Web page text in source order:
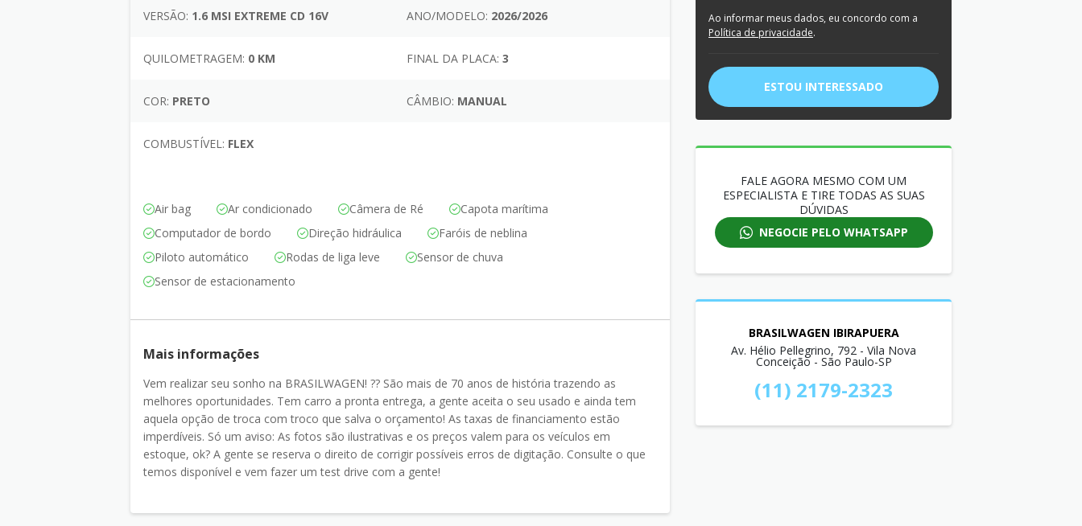
VERSÃO: 1.6 MSI EXTREME CD 16V ANO/MODELO: 2026/2026
QUILOMETRAGEM: 0 KM FINAL DA PLACA: 3
COR: PRETO CÂMBIO: MANUAL
COMBUSTÍVEL: FLEX
Air bag Ar condicionado Câmera de Ré
Capota marítima
Computador de bordo
Direção hidráulica
Faróis de neblina
Piloto automático
Rodas de liga leve
Sensor de chuva
Sensor de estacionamento
Mais informações
Vem realizar seu sonho na BRASILWAGEN! ?? São mais de 70 anos de história trazendo as
melhores oportunidades. Tem carro a pronta entrega, a gente aceita o seu usado e ainda tem
aquela opção de troca com troco que salva o orçamento! As taxas de financiamento estão
imperdíveis. Só um aviso: As fotos são ilustrativas e os preços valem para os veículos em
estoque, ok? A gente se reserva o direito de corrigir possíveis erros de digitação. Consulte o que
temos disponível e vem fazer um test drive com a gente!
Ao informar meus dados, eu concordo com a
Política de privacidade.
ESTOU INTERESSADO
FALE AGORA MESMO COM UM
ESPECIALISTA E TIRE TODAS AS SUAS
DÚVIDAS
NEGOCIE PELO WHATSAPP
BRASILWAGEN IBIRAPUERA
Av. Hélio Pellegrino, 792 - Vila Nova
Conceição - São Paulo-SP
(11) 2179-2323